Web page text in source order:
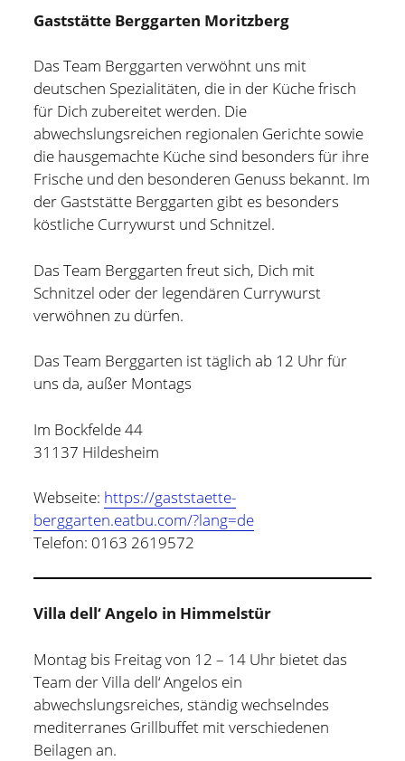
Gaststätte Berggarten Moritzberg
Das Team Berggarten verwöhnt uns mit
deutschen Spezialitäten, die in der Küche frisch
für Dich zubereitet werden. Die
abwechslungsreichen regionalen Gerichte sowie
die hausgemachte Küche sind besonders für ihre
Frische und den besonderen Genuss bekannt. Im
der Gaststätte Berggarten gibt es besonders
köstliche Currywurst und Schnitzel.
Das Team Berggarten freut sich, Dich mit
Schnitzel oder der legendären Currywurst
verwöhnen zu dürfen.
Das Team Berggarten ist täglich ab 12 Uhr für
uns da, außer Montags
Im Bockfelde 44
31137 Hildesheim
Webseite: https://gaststaette-
berggarten.eatbu.com/?lang=de
Telefon: 0163 2619572
Villa dell‘ Angelo in Himmelstür
Montag bis Freitag von 12 – 14 Uhr bietet das
Team der Villa dell‘ Angelos ein
abwechslungsreiches, ständig wechselndes
mediterranes Grillbuffet mit verschiedenen
Beilagen an.